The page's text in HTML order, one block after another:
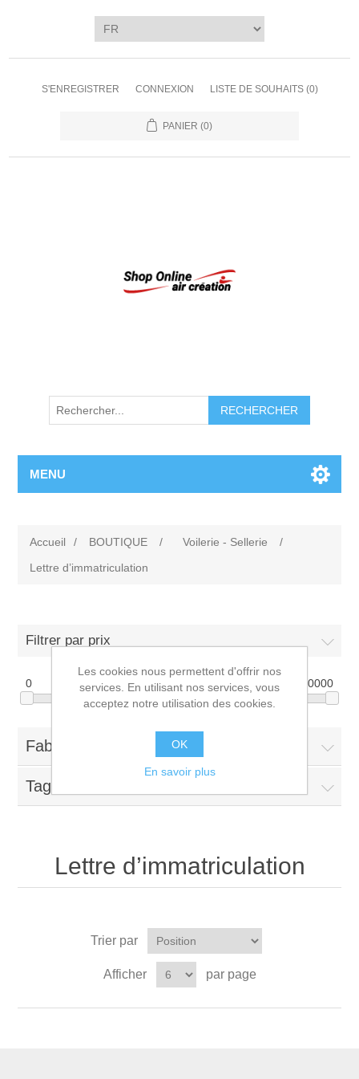
S'ENREGISTRER CONNEXION LISTE DE SOUHAITS (0)
PANIER (0)
RECHERCHER
MENU
Accueil / BOUTIQUE / Voilerie - Sellerie
/
Lettre d’immatriculation
Filtrer par prix
0 10000
Fabricants
Tags fréquents
Lettre d’immatriculation
Trier par
Afficher par page
Les cookies nous permettent d'offrir nos
services. En utilisant nos services, vous
acceptez notre utilisation des cookies.
OK
En savoir plus